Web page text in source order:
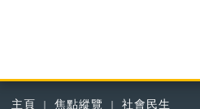
主頁 焦點縱覽 社會民生